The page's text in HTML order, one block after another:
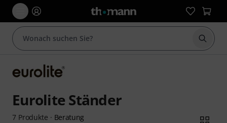
Suche
Eurolite Ständer
7 Produkte · Beratung